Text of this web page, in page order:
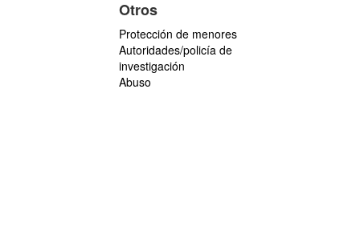
Otros
Protección de menores
Autoridades/policía de
investigación
Abuso